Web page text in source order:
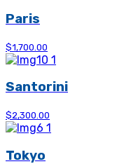
Paris
$1,700.00
Santorini
$2,300.00
Tokyo